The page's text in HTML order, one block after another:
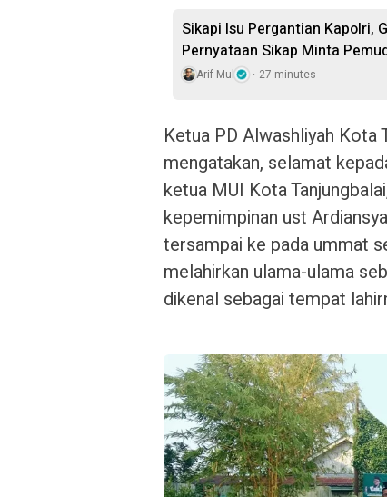
Sikapi Isu Pergantian Kapolri,
Pernyataan Sikap Minta
Arif Mul 27 minutes
Ketua PD Alwashliyah Kota
mengatakan, selamat
ketua MUI Kota
kepemimpinan ust
tersampai ke pada ummat
melahirkan ulama-ulama
dikenal sebagai tempat